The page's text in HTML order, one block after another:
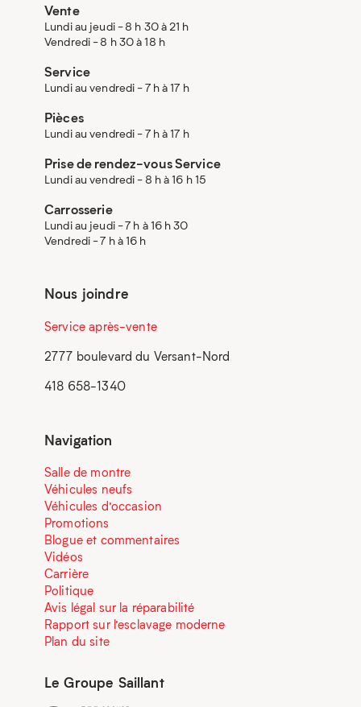
Vente
Lundi au jeudi - 8 h 30 à 21 h
Vendredi - 8 h 30 à 18 h
Service
Lundi au vendredi - 7 h à 17 h
Pièces
Lundi au vendredi - 7 h à 17 h
Prise de rendez-vous Service
Lundi au vendredi - 8 h à 16 h 15
Carrosserie
Lundi au jeudi - 7 h à 16 h 30
Vendredi - 7 h à 16 h
Nous joindre
Service après-vente
2777 boulevard du Versant-Nord
418 658-1340
Navigation
Salle de montre
Véhicules neufs
Véhicules d’occasion
Promotions
Blogue et commentaires
Vidéos
Carrière
Politique
Avis légal sur la réparabilité
Rapport sur l’esclavage moderne
Plan du site
Le Groupe Saillant